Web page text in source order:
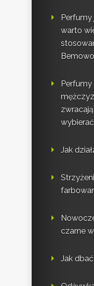
Perfumy
warto
Bemowo
Jak
czarne
Jak